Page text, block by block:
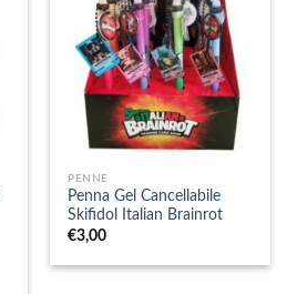
PENNE
Penna Gel Cancellabile
Skifidol Italian Brainrot
€3,00